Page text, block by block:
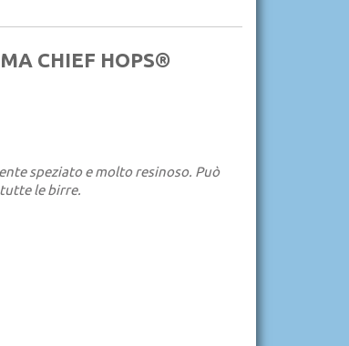
CHIEF HOPS®
speziato e molto resinoso. Può
le birre.